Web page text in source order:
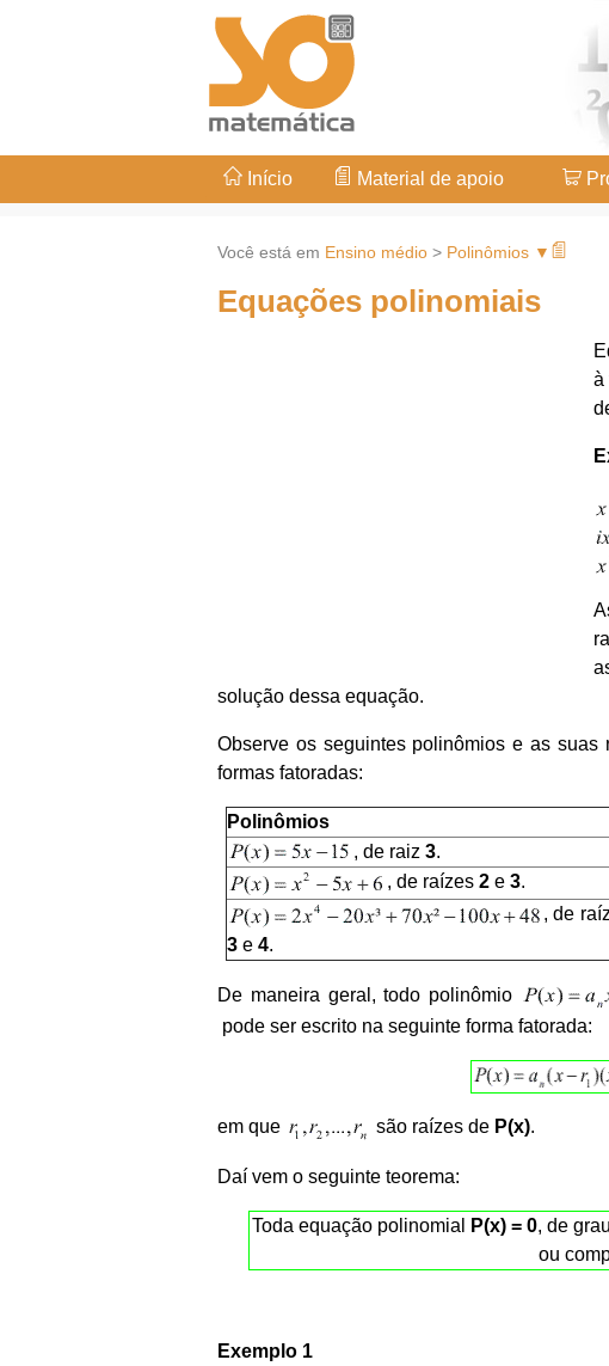
Início Material de apoio
Você está em Ensino médio > Polinômios ▼
Equações polinomiais
à
solução dessa equação.
Observe os seguintes polinômios e as
formas fatoradas:
Polinômios
, de raiz 3.
, de raízes 2e 3.
, de
3e 4.
De maneira geral, todo polinômio
pode ser escrito na seguinte forma fatorada:
em que são raízes de P(x).
Daí vem o seguinte teorema:
Toda equação polinomial P(x) = 0, de grau
ou
Exemplo 1